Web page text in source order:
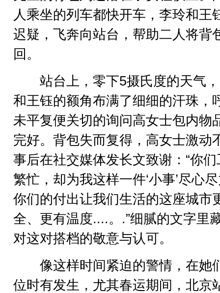
人乘坐的列车都快开车，李玲和王
迟疑，飞奔向站台，帮助二人将背
回。
站台上，零下5摄氏度的天气
和王钰的额角布满了细细的汗珠，
未平复便关切的询问高女士包内物
完好。背包失而复得，高女士激动
事后在社交媒体发长文致谢：“你
繁忙，却为我这样一件‘小事’尽心
你们的付出让我们生活的这座城市
全、更有温度....。.”细腻的文字里
对这对搭档的敬意与认可。
像这样时间紧迫的警情，在她
位时有发生，尤其春运期间，北京